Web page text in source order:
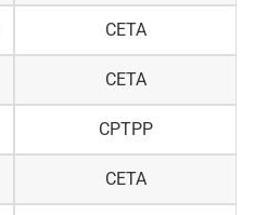
CETA
CETA
CPTPP
CETA